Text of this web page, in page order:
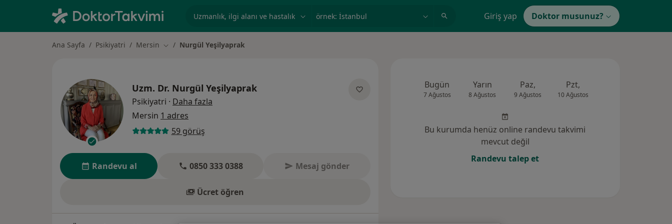
örnek: İstanbul Giriş yap Doktor musunuz?
Ana Sayfa Psikiyatri Mersin Şehir değiştir
Nurgül Yeşilyaprak
Uzm. Dr. Nurgül Yeşilyaprak
Psikiyatri · Daha fazla
Mersin 1 adres
59 görüş
Randevu al 0850 333 0388 Mesaj gönder
Ücret öğren
Bugün
7 Ağustos
Yarın
8 Ağustos
Paz,
9 Ağustos
Pzt,
10 Ağustos
Bu kurumda henüz online randevu takvimi
mevcut değil
Randevu talep et